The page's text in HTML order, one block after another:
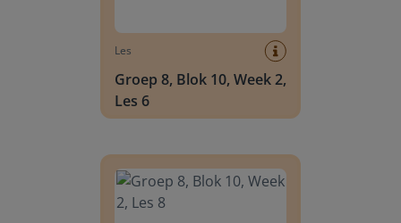
Les
Groep 8, Blok 10, Week 2,
Les 6